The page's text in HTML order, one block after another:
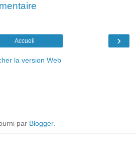
›
Accueil
la version Web
par Blogger.